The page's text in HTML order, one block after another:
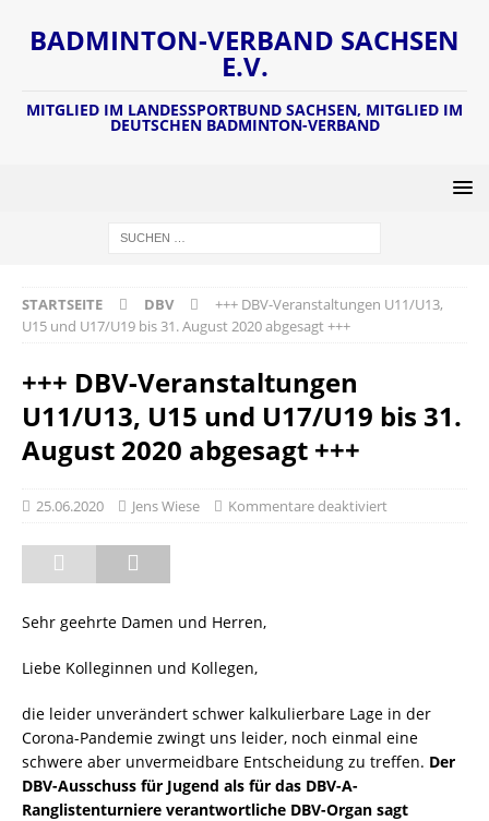
BADMINTON-VERBAND SACHSEN
E.V.
MITGLIED IM LANDESSPORTBUND SACHSEN, MITGLIED IM
DEUTSCHEN BADMINTON-VERBAND
STARTSEITE DBV
+++ DBV-Veranstaltungen U11/U13,
U15 und U17/U19 bis 31. August 2020 abgesagt +++
+++ DBV-Veranstaltungen
U11/U13, U15 und U17/U19 bis 31.
August 2020 abgesagt +++
25.06.2020 Jens Wiese Kommentare deaktiviert
Sehr geehrte Damen und Herren,
Liebe Kolleginnen und Kollegen,
die leider unverändert schwer kalkulierbare Lage in der
Corona-Pandemie zwingt uns leider, noch einmal eine
schwere aber unvermeidbare Entscheidung zu treffen. Der
DBV-Ausschuss für Jugend als für das DBV-A-
Ranglistenturniere verantwortliche DBV-Organ sagt